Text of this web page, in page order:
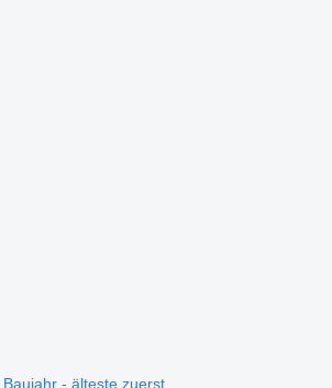
Baujahr - älteste zuerst